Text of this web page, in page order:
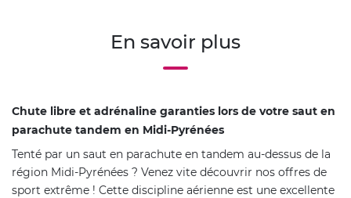
En savoir plus
Chute libre et adrénaline garanties lors de votre saut en
parachute tandem en Midi-Pyrénées
Tenté par un saut en parachute en tandem au-dessus de la
région Midi-Pyrénées ? Venez vite découvrir nos offres de
sport extrême ! Cette discipline aérienne est une excellente